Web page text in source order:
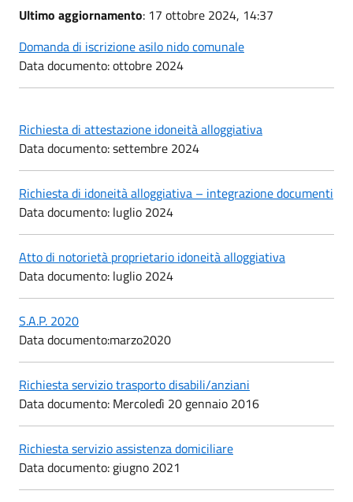
Ultimo aggiornamento: 17 ottobre 2024, 14:37
Domanda di iscrizione asilo nido comunale
Data documento: ottobre 2024
Richiesta di attestazione idoneità alloggiativa
Data documento: settembre 2024
Richiesta di idoneità alloggiativa – integrazione documenti
Data documento: luglio 2024
Atto di notorietà proprietario idoneità alloggiativa
Data documento: luglio 2024
S.A.P. 2020
Data documento:marzo2020
Richiesta servizio trasporto disabili/anziani
Data documento: Mercoledì 20 gennaio 2016
Richiesta servizio assistenza domiciliare
Data documento: giugno 2021